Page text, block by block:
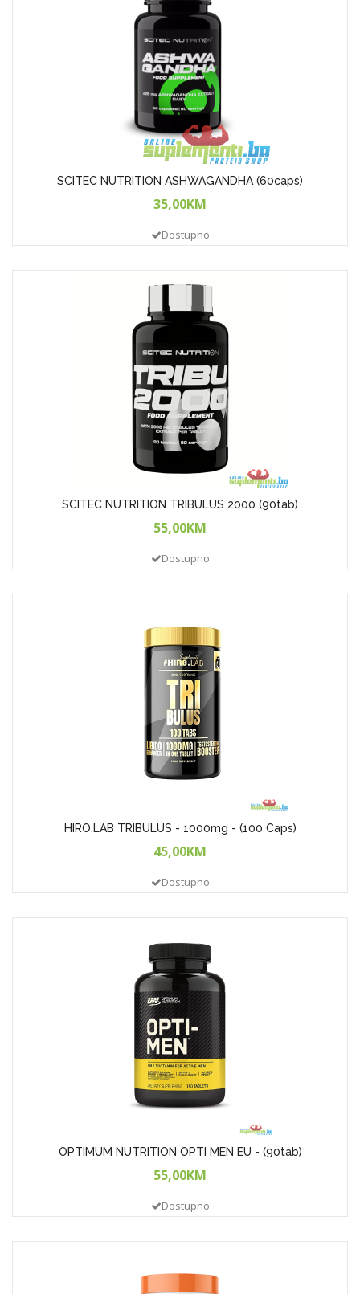
SCITEC NUTRITION ASHWAGANDHA (60caps)
35,00KM
Dostupno
SCITEC NUTRITION TRIBULUS 2000 (90tab)
55,00KM
Dostupno
HIRO.LAB TRIBULUS - 1000mg - (100 Caps)
45,00KM
Dostupno
OPTIMUM NUTRITION OPTI MEN EU - (90tab)
55,00KM
Dostupno